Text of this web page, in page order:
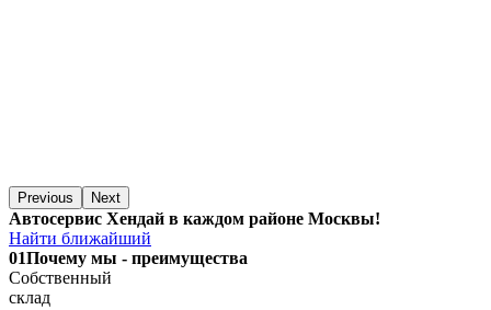
Previous Next
Автосервис Хендай в каждом районе Москвы!
Найти ближайший
01Почему мы - преимущества
Собственный
склад